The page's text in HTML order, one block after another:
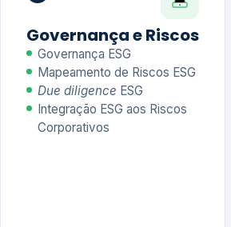
Governança e Riscos
Governança ESG
Mapeamento de Riscos ESG
Due diligence ESG
Integração ESG aos Riscos
Corporativos